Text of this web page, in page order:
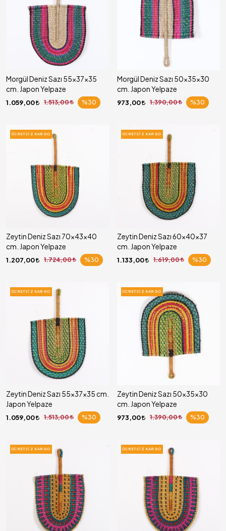
Morgül Deniz Sazı 55x37x35
cm. Japon Yelpaze
1.059,00 1.513,00 %30
Morgül Deniz Sazı 50x35x30
cm. Japon Yelpaze
973,00 1.390,00 %30
ÜCRETSIZ KARGO
Zeytin Deniz Sazı 70x43x40
cm. Japon Yelpaze
1.207,00 1.724,00 %30
ÜCRETSIZ KARGO
Zeytin Deniz Sazı 60x40x37
cm. Japon Yelpaze
1.133,00 1.619,00 %30
ÜCRETSIZ KARGO
Zeytin Deniz Sazı 55x37x35 cm.
Japon Yelpaze
1.059,00 1.513,00 %30
ÜCRETSIZ KARGO
Zeytin Deniz Sazı 50x35x30
cm. Japon Yelpaze
973,00 1.390,00 %30
ÜCRETSIZ KARGO ÜCRETSIZ KARGO